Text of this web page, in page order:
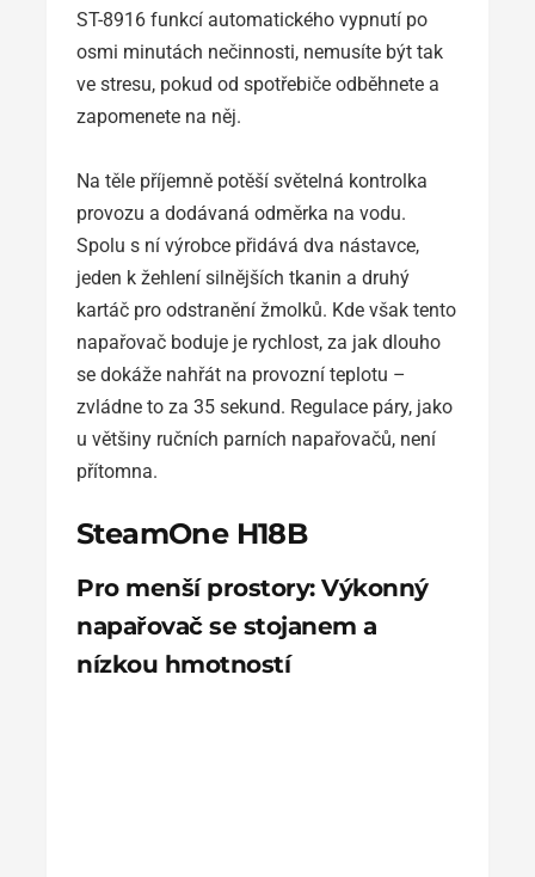
ST-8916 funkcí automatického vypnutí po
osmi minutách nečinnosti, nemusíte být tak
ve stresu, pokud od spotřebiče odběhnete a
zapomenete na něj.
Na těle příjemně potěší světelná kontrolka
provozu a dodávaná odměrka na vodu.
Spolu s ní výrobce přidává dva nástavce,
jeden k žehlení silnějších tkanin a druhý
kartáč pro odstranění žmolků. Kde však tento
napařovač boduje je rychlost, za jak dlouho
se dokáže nahřát na provozní teplotu –
zvládne to za 35 sekund. Regulace páry, jako
u většiny ručních parních napařovačů, není
přítomna.
SteamOne H18B
Pro menší prostory: Výkonný
napařovač se stojanem a
nízkou hmotností